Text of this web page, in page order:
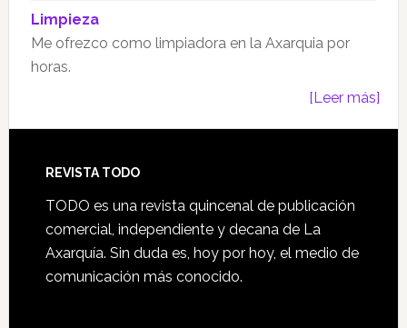
Limpieza
Me ofrezco como limpiadora en la Axarquia por
horas.
[Leer más]
Footer
REVISTA TODO
TODO es una revista quincenal de publicación
comercial, independiente y decana de La
Axarquía. Sin duda es, hoy por hoy, el medio de
comunicación más conocido.